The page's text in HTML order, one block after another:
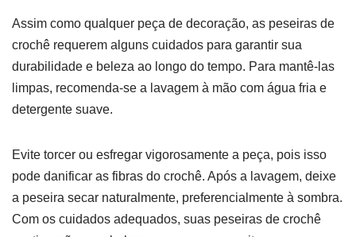
Assim como qualquer peça de decoração, as peseiras de
crochê requerem alguns cuidados para garantir sua
durabilidade e beleza ao longo do tempo. Para mantê-las
limpas, recomenda-se a lavagem à mão com água fria e
detergente suave.
Evite torcer ou esfregar vigorosamente a peça, pois isso
pode danificar as fibras do crochê. Após a lavagem, deixe
a peseira secar naturalmente, preferencialmente à sombra.
Com os cuidados adequados, suas peseiras de crochê